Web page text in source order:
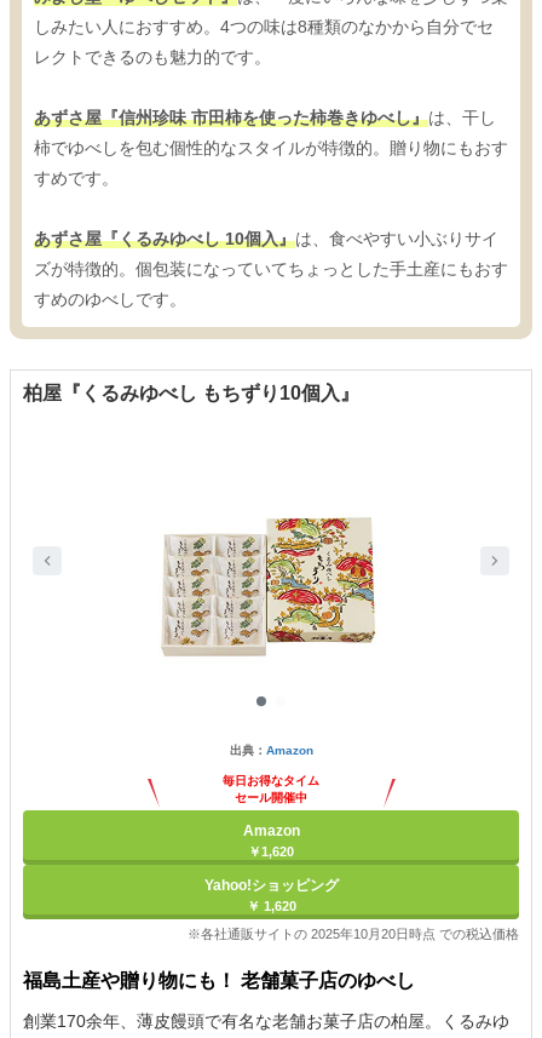
しみたい人におすすめ。4つの味は8種類のなかから自分でセ
レクトできるのも魅力的です。
あずさ屋『信州珍味 市田柿を使った柿巻きゆべし』は、干し
柿でゆべしを包む個性的なスタイルが特徴的。贈り物にもおす
すめです。
あずさ屋『くるみゆべし 10個入』は、食べやすい小ぶりサイ
ズが特徴的。個包装になっていてちょっとした手土産にもおす
すめのゆべしです。
柏屋『くるみゆべし もちずり10個入』
出典： Amazon
毎日お得なタイム
セール開催中
Amazon
￥1,620
Yahoo!ショッピング
￥ 1,620
※各社通販サイトの 2025年10月20日時点 での税込価格
福島土産や贈り物にも！ 老舗菓子店のゆべし
創業170余年、薄皮饅頭で有名な老舗お菓子店の柏屋。くるみゆ